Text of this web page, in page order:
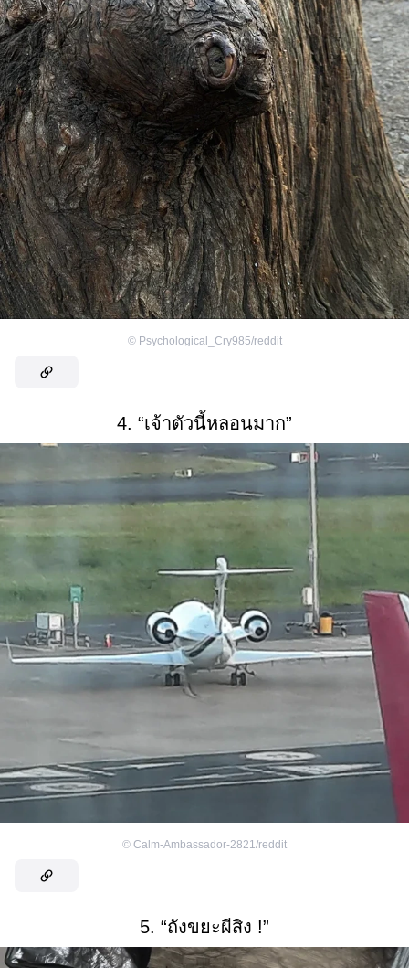
© Psychological_Cry985/reddit
4. “เจ้าตัวนี้หลอนมาก”
© Calm-Ambassador-2821/reddit
5. “ถังขยะผีสิง !”